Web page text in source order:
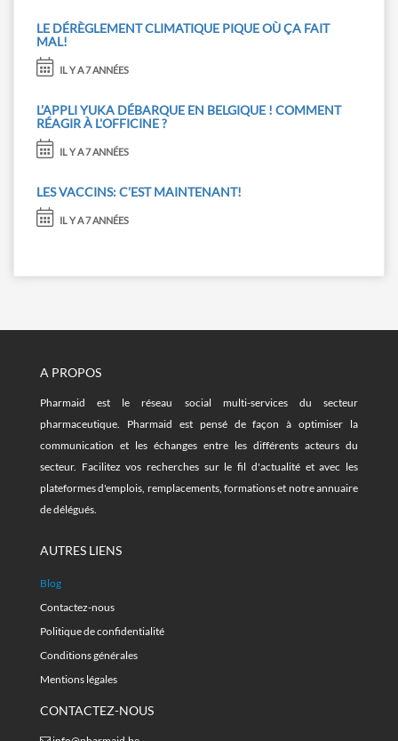
LE DÉRÈGLEMENT CLIMATIQUE PIQUE OÙ ÇA FAIT
MAL!
IL Y A 7 ANNÉES
L’APPLI YUKA DÉBARQUE EN BELGIQUE ! COMMENT
RÉAGIR À L'OFFICINE ?
IL Y A 7 ANNÉES
LES VACCINS: C’EST MAINTENANT!
IL Y A 7 ANNÉES
A PROPOS
Pharmaid est le réseau social multi-services du secteur
pharmaceutique. Pharmaid est pensé de façon à optimiser la
communication et les échanges entre les différents acteurs du
secteur. Facilitez vos recherches sur le fil d'actualité et avec les
plateformes d'emplois, remplacements, formations et notre annuaire
de délégués.
AUTRES LIENS
Blog
Contactez-nous
Politique de confidentialité
Conditions générales
Mentions légales
CONTACTEZ-NOUS